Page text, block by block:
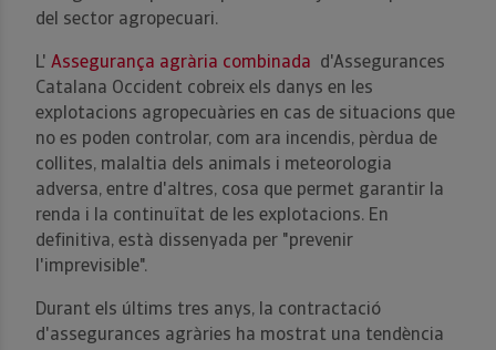
del sector agropecuari.
L' Assegurança agrària combinada d'Assegurances
Catalana Occident cobreix els danys en les
explotacions agropecuàries en cas de situacions que
no es poden controlar, com ara incendis, pèrdua de
collites, malaltia dels animals i meteorologia
adversa, entre d'altres, cosa que permet garantir la
renda i la continuïtat de les explotacions. En
definitiva, està dissenyada per "prevenir
l'imprevisible".
Durant els últims tres anys, la contractació
d'assegurances agràries ha mostrat una tendència